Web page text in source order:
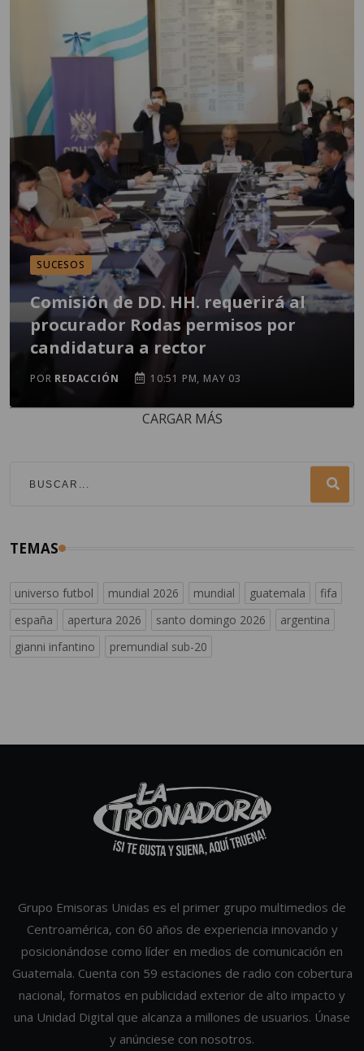
SUCESOS
Comisión de DD. HH. requerirá al
procurador Rodas permisos por
candidatura a rector
POR REDACCIÓN 10:51 PM, MAY 03
CARGAR MÁS
TEMAS
universo futbol mundial 2026 mundial guatemala
fifa
españa
apertura 2026 santo domingo 2026
argentina
gianni infantino
premundial sub-20
Grupo Emisoras Unidas es el primer grupo multimedios de
Centroamérica, con 60 años de experiencia innovando y
posicionándose como líder en medios de comunicación en
Guatemala. Cuenta con 59 estaciones de radio con cobertura
nacional, formatos en publicidad exterior de alto impacto y
una Unidad Digital que alcanza a millones de usuarios. Únase
y anúnciese con nosotros.